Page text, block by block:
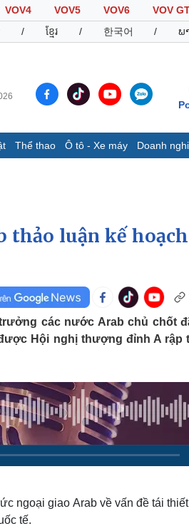
VOV4 VOV5 VOV6
VOV
/ ខ្មែរ / 한국어 / ພ
Thể thao Ô tô - Xe máy Doanh
Infographic
Ô tô - Xe máy
Xe máy
Tư vấn
Giải trí
Nghệ sĩ
Thời trang
Sao Việt
thảo luận kế
các nước Arab chủ chốt
Hội nghị thượng đỉnh A rập
ngoại giao Arab về vấn đề tái
tế.